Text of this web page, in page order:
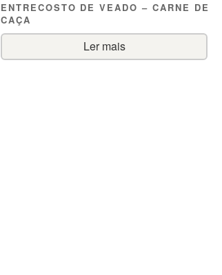
ENTRECOSTO DE VEADO – CARNE DE
CAÇA
Ler mais